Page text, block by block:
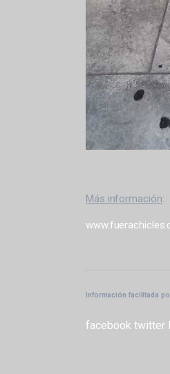
Más información:
Información facilitada
facebook twitter